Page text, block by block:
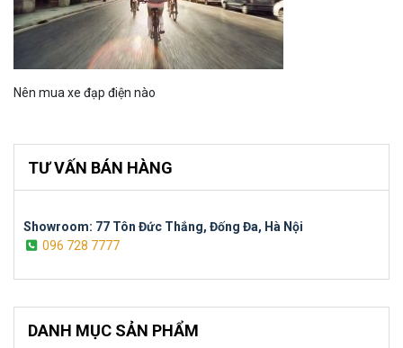
Nên mua xe đạp điện nào
TƯ VẤN BÁN HÀNG
Showroom: 77 Tôn Đức Thắng, Đống Đa, Hà Nội
096 728 7777
DANH MỤC SẢN PHẨM